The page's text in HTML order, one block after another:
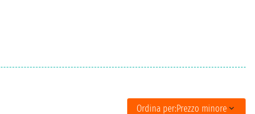
Ordina per:Prezzo minore